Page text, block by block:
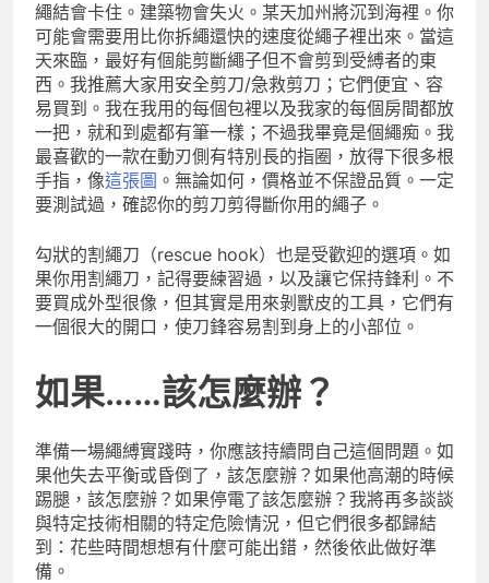
繩結會卡住。建築物會失火。某天加州將沉到海裡。你
可能會需要用比你拆繩還快的速度從繩子裡出來。當這
天來臨，最好有個能剪斷繩子但不會剪到受縛者的東
西。我推薦大家用安全剪刀/急救剪刀；它們便宜、容
易買到。我在我用的每個包裡以及我家的每個房間都放
一把，就和到處都有筆一樣；不過我畢竟是個繩痴。我
最喜歡的一款在動刃側有特別長的指圈，放得下很多根
手指，像這張圖 。無論如何，價格並不保證品質。一定
要測試過，確認你的剪刀剪得斷你用的繩子。
勾狀的割繩刀（rescue hook）也是受歡迎的選項。如
果你用割繩刀，記得要練習過，以及讓它保持鋒利。不
要買成外型很像，但其實是用來剝獸皮的工具，它們有
一個很大的開口，使刀鋒容易割到身上的小部位。
如果……該怎麼辦？
準備一場繩縛實踐時，你應該持續問自己這個問題。如
果他失去平衡或昏倒了，該怎麼辦？如果他高潮的時候
踢腿，該怎麼辦？如果停電了該怎麼辦？我將再多談談
與特定技術相關的特定危險情況，但它們很多都歸結
到：花些時間想想有什麼可能出錯，然後依此做好準
備。